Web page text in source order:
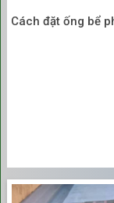
Từ 6 –
Nhiều đơn vị cũng
Cách đặt ống bể